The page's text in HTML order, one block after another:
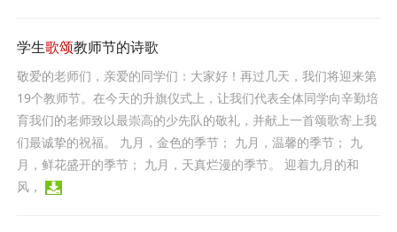
学生歌颂教师节的诗歌
敬爱的老师们，亲爱的同学们：大家好！再过几天，我们将迎来第
19个教师节。在今天的升旗仪式上，让我们代表全体同学向辛勤培
育我们的老师致以最崇高的少先队的敬礼，并献上一首颂歌寄上我
们最诚挚的祝福。 九月，金色的季节； 九月，温馨的季节； 九
月，鲜花盛开的季节； 九月，天真烂漫的季节。 迎着九月的和
风，